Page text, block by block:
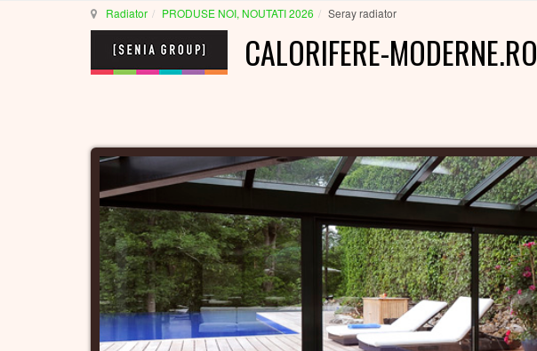
Radiator PRODUSE NOI, NOUTATI 2026 Seray radiator
CALORIFERE-MODERNE.RO